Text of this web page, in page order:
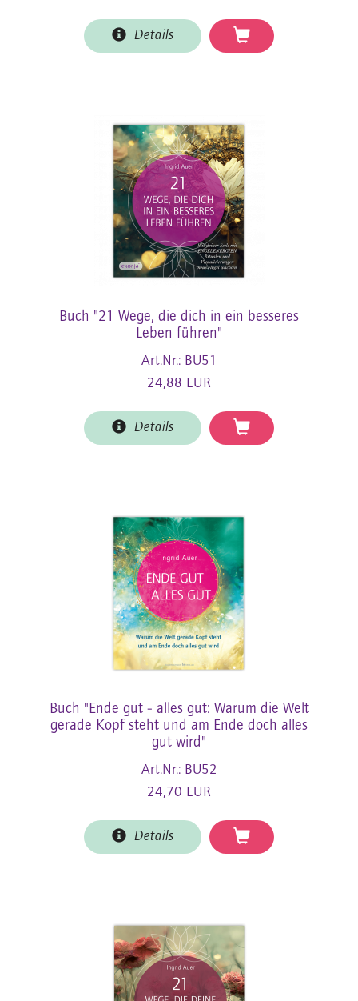
Details
Buch "21 Wege, die dich in ein besseres
Leben führen"
Art.Nr.: BU51
24,88 EUR
Details
Buch "Ende gut - alles gut: Warum die Welt
gerade Kopf steht und am Ende doch alles
gut wird"
Art.Nr.: BU52
24,70 EUR
Details